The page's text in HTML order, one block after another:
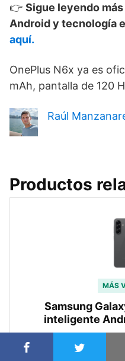
👉 Sigue leyendo
Android y tecnología
aquí.
OnePlus N6x ya es
mAh, pantalla de 120
Raúl
Productos
MÁS
Samsung
inteligente